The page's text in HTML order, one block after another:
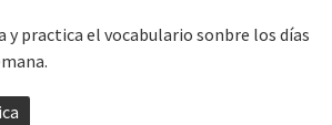
y practica el vocabulario sonbre los días